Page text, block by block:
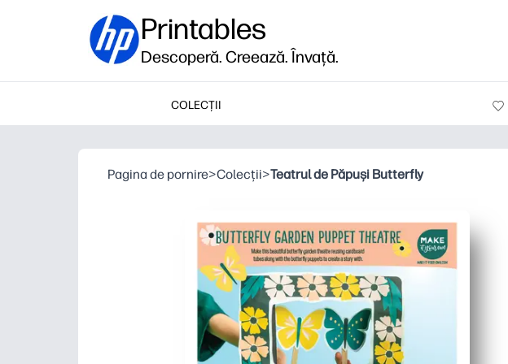
Printables
Descoperă. Creează. Învață.
COLECȚII
Pagina de pornire>Colecții>Teatrul de Păpuși Butterfly